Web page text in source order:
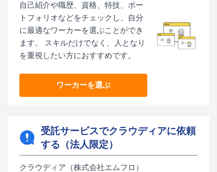
自己紹介や職歴、資格、特技、ポー
トフォリオなどをチェックし、自分
に最適なワーカーを選ぶことができ
ます。 スキルだけでなく、人となり
を重視したい方におすすめです。
ワーカーを選ぶ
受託サービスでクラウディアに依頼
する（法人限定）
クラウディア（株式会社エムフロ）